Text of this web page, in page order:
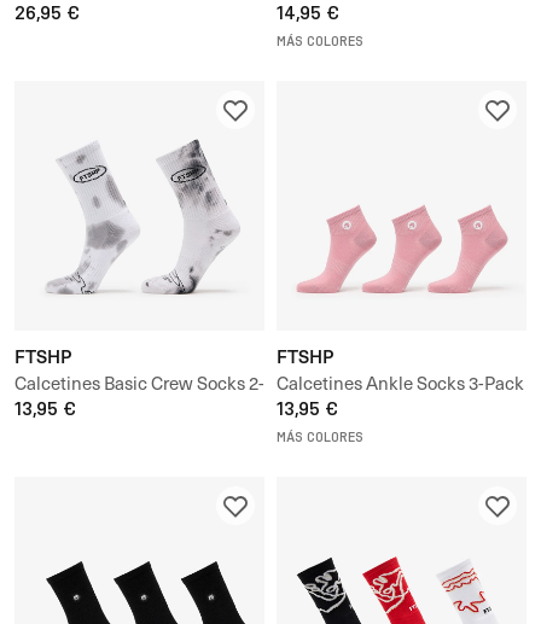
3-Pack
26,95 €
Pack
14,95 €
MÁS COLORES
FTSHP
Calcetines Basic Crew Socks 2-
Pack
13,95 €
FTSHP
Calcetines Ankle Socks 3-Pack
13,95 €
MÁS COLORES